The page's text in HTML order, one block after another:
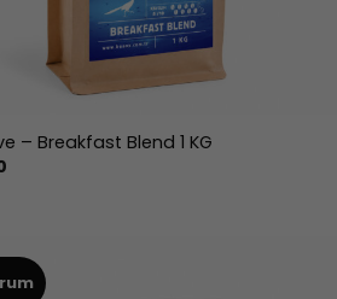
– Breakfast Blend 1 KG